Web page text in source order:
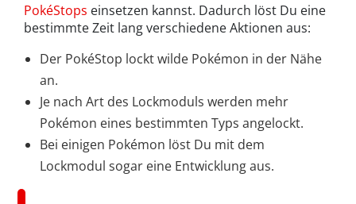
PokéStops einsetzen kannst. Dadurch löst Du eine
bestimmte Zeit lang verschiedene Aktionen aus:
Der PokéStop lockt wilde Pokémon in der Nähe
an.
Je nach Art des Lockmoduls werden mehr
Pokémon eines bestimmten Typs angelockt.
Bei einigen Pokémon löst Du mit dem
Lockmodul sogar eine Entwicklung aus.